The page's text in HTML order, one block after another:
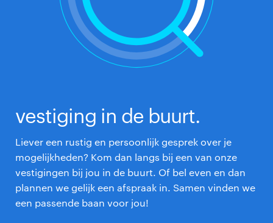
bekijk alle vacatures
vestiging in de buurt.
Liever een rustig en persoonlijk gesprek over je
mogelijkheden? Kom dan langs bij een van onze
vestigingen bij jou in de buurt. Of bel even en dan
plannen we gelijk een afspraak in. Samen vinden we
een passende baan voor jou!